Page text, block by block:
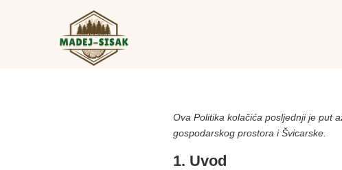
Ova Politika kolačića posljednji je put
gospodarskog prostora i Švicarske.
1. Uvod